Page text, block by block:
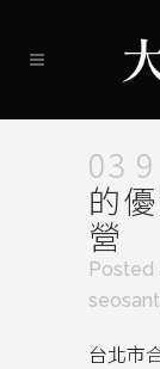
03 9
的
營
Posted
台北市